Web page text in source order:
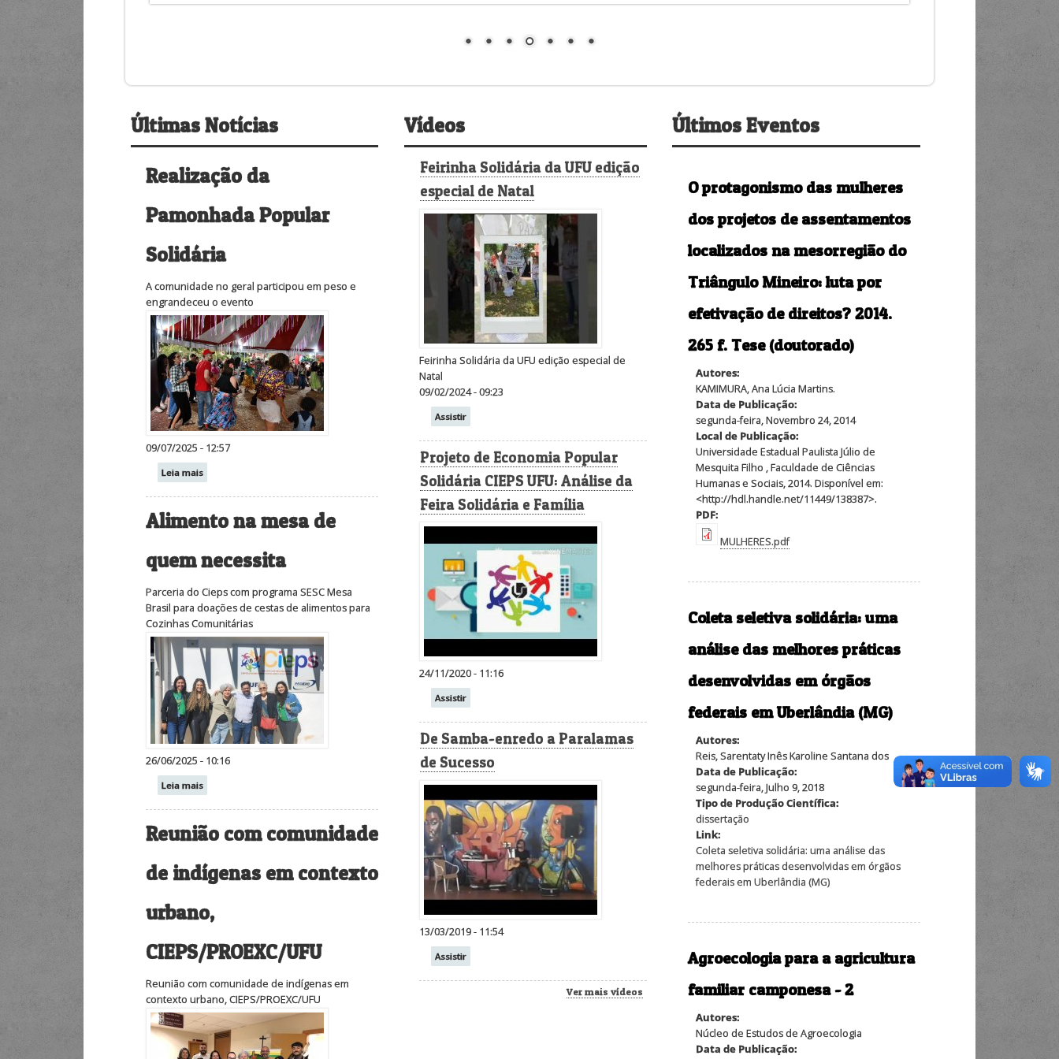
Últimas Notícias
Realização da
Pamonhada Popular
Solidária
A comunidade no geral participou em peso e
engrandeceu o evento
09/07/2025 - 12:57
Leia mais
Alimento na mesa de
quem necessita
Parceria do Cieps com programa SESC Mesa
Brasil para doações de cestas de alimentos para
Cozinhas Comunitárias
26/06/2025 - 10:16
Leia mais
Reunião com comunidade
de indígenas em contexto
urbano,
CIEPS/PROEXC/UFU
Reunião com comunidade de indígenas em
contexto urbano, CIEPS/PROEXC/UFU
Vídeos
Feirinha Solidária da UFU edição
especial de Natal
Feirinha Solidária da UFU edição especial de
Natal
09/02/2024 - 09:23
Assistir
Projeto de Economia Popular
Solidária CIEPS UFU: Análise da
Feira Solidária e Família
24/11/2020 - 11:16
Assistir
De Samba-enredo a Paralamas
de Sucesso
13/03/2019 - 11:54
Assistir
Ver mais vídeos
Últimos Eventos
O protagonismo das mulheres
dos projetos de assentamentos
localizados na mesorregião do
Triângulo Mineiro: luta por
efetivação de direitos? 2014.
265 f. Tese (doutorado)
Autores:
KAMIMURA, Ana Lúcia Martins.
Data de Publicação:
segunda-feira, Novembro 24, 2014
Local de Publicação:
Universidade Estadual Paulista Júlio de
Mesquita Filho , Faculdade de Ciências
Humanas e Sociais, 2014. Disponível em:
<http://hdl.handle.net/11449/138387>.
PDF:
MULHERES.pdf
Coleta seletiva solidária: uma
análise das melhores práticas
desenvolvidas em órgãos
federais em Uberlândia (MG)
Autores:
Reis, Sarentaty Inês Karoline Santana dos
Data de Publicação:
segunda-feira, Julho 9, 2018
Tipo de Produção Científica:
dissertação
Link:
Coleta seletiva solidária: uma análise das
melhores práticas desenvolvidas em órgãos
federais em Uberlândia (MG)
Agroecologia para a agricultura
familiar camponesa - 2
Autores:
Núcleo de Estudos de Agroecologia
Data de Publicação: